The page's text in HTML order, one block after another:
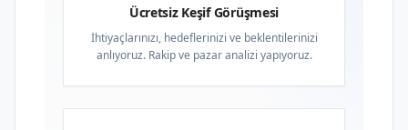
Ücretsiz Keşif Görüşmesi
İhtiyaçlarınızı, hedeflerinizi ve beklentilerinizi
anlıyoruz. Rakip ve pazar analizi yapıyoruz.